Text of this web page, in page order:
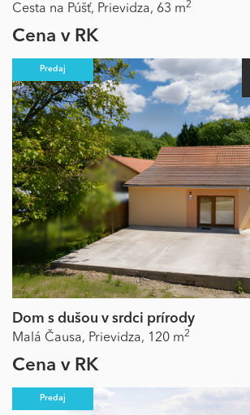
Cesta na Púšť, Prievidza, 63 m2
Cena v RK
Predaj
Dom s dušou v srdci prírody
Malá Čausa, Prievidza, 120 m2
Cena v RK
Predaj